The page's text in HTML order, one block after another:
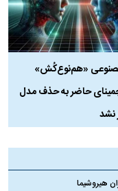
«هم‌نوع‌کُش»
حاضر به حذف مدل
نشد
هیروشیما